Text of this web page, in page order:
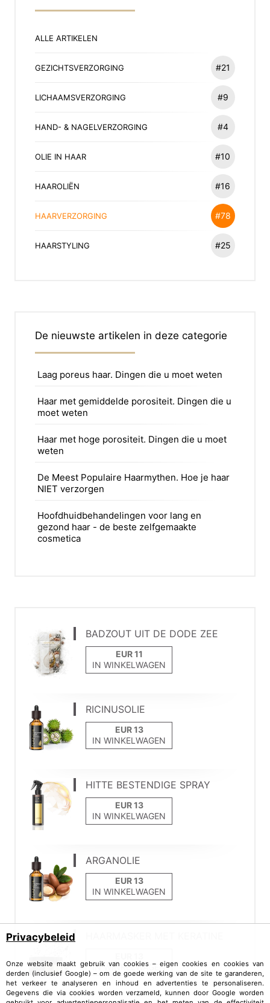
ALLE ARTIKELEN
GEZICHTSVERZORGING #21
LICHAAMSVERZORGING #9
HAND- & NAGELVERZORGING #4
OLIE IN HAAR #10
HAAROLIËN #16
HAARVERZORGING #78
HAARSTYLING #25
De nieuwste artikelen in deze categorie
Laag poreus haar. Dingen die u moet weten
Haar met gemiddelde porositeit. Dingen die u
moet weten
Haar met hoge porositeit. Dingen die u moet
weten
De Meest Populaire Haarmythen. Hoe je haar
NIET verzorgen
Hoofdhuidbehandelingen voor lang en
gezond haar - de beste zelfgemaakte
cosmetica
BADZOUT UIT DE DODE ZEE
IN WINKELWAGEN
RICINUSOLIE
IN WINKELWAGEN
HITTE BESTENDIGE SPRAY
IN WINKELWAGEN
ARGANOLIE
IN WINKELWAGEN
IN WINKELWAGEN
Privacybeleid
Onze website maakt gebruik van cookies – eigen cookies en cookies van
derden (inclusief Google) – om de goede werking van de site te garanderen,
het verkeer te analyseren en inhoud en advertenties te personaliseren.
Gegevens die via cookies worden verzameld, kunnen door Google worden